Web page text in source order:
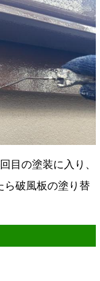
目の塗装に入り、
ら破風板の塗り替